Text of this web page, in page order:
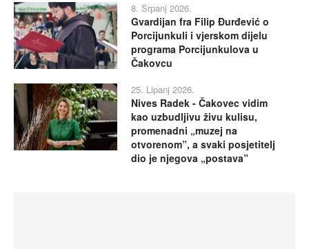
8. Srpanj 2026.
Gvardijan fra Filip Đurđević o
Porcijunkuli i vjerskom dijelu
programa Porcijunkulova u
Čakovcu
25. Lipanj 2026.
Nives Radek - Čakovec vidim
kao uzbudljivu živu kulisu,
promenadni „muzej na
otvorenom”, a svaki posjetitelj
dio je njegova „postava”